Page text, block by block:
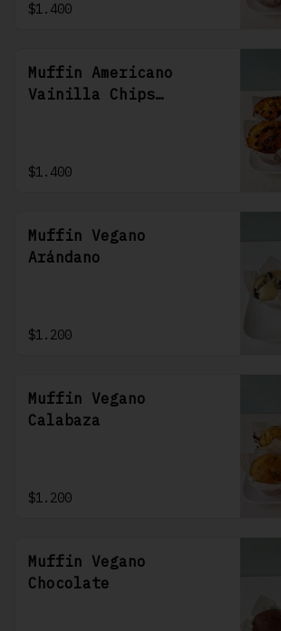
$1.400
Muffin Americano
Vainilla Chips
$1.400
Muffin Vegano
Arándano
$1.200
Muffin Vegano
Calabaza
$1.200
Muffin Vegano
Chocolate